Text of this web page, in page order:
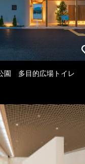
園 多目的広場トイレ